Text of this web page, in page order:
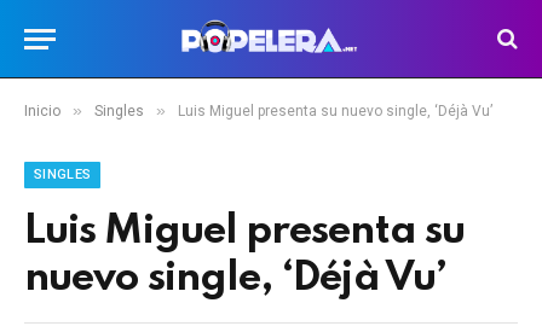
Inicio » Singles » Luis Miguel presenta su nuevo single, ‘Déjà Vu’
SINGLES
Luis Miguel presenta su
nuevo single, ‘Déjà Vu’